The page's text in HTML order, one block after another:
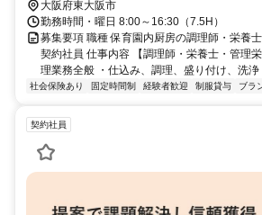
大阪府東大阪市
勤務時間・曜日 8:00～16:30（7.5H）
募集要項 職種 保育園内厨房の調理師・栄養
契約社員 仕事内容 【調理師・栄養士・管理
理業務全般 ・仕込み、調理、盛り付け、洗
社会保険あり 固定時間制 経験者歓迎 制服貸与 ブラ
契約社員